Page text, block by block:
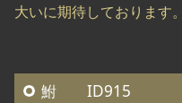
大いに期待しております。
鮒 ID915